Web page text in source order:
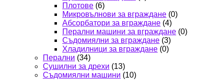
Плотове (6)
Микровълнови за вграждане (0)
Абсорбатори за вграждане (4)
Перални машини за вграждане (0)
Съдомиялни за вграждане (3)
Хладилници за вграждане (0)
Перални (34)
Сушилни за дрехи (13)
Съдомиялни машини (10)